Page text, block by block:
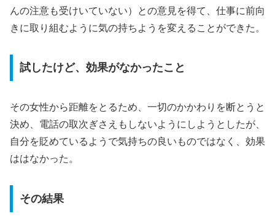
んの注意も受けいていない）との意見を得て、仕事に前向
きに取り組むように気の持ちようを変えることができた。
試したけど、効果がなかったこと
その女性から距離をとるため、一切のかかわりを断とうと
決め、電話の取次ぎさえもしないようにしようとしたが、
自分を貶めているようで気持ちの良いものではなく、効果
ははなかった。
その結果